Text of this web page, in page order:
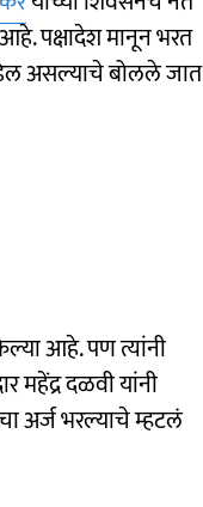
पक्षादेश मानून भरत
असल्याचे बोलले जात
आहे. पण त्यांनी
दळवी यांनी
अर्ज भरल्याचे म्हटलं